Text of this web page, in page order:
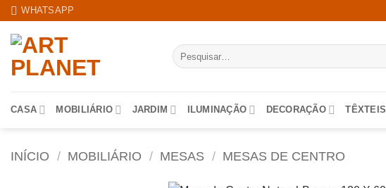
Skip
content
WHATSAPP
Pesquisar
por:
CASA MOBILIÁRIO JARDIM ILUMINAÇÃO DECORAÇÃO TÊXTEIS
INÍCIO / MOBILIÁRIO / MESAS / MESAS DE CENTRO